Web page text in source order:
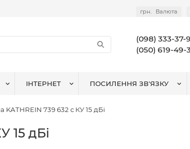
грн. Валюта
(098) 333-37-
(050) 619-49-
ІНТЕРНЕТ ПОСИЛЕННЯ ЗВ'ЯЗКУ
KATHREIN 739 632 с КУ 15 дБі
15 дБі